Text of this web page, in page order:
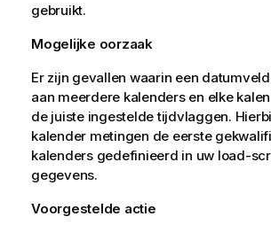
gebruikt.
Mogelijke oorzaak
Er zijn gevallen waarin een
aan meerdere kalenders en elke
de juiste ingestelde tijdvlaggen.
kalender metingen de eerste
kalenders gedefinieerd in uw load-
gegevens.
Voorgestelde actie